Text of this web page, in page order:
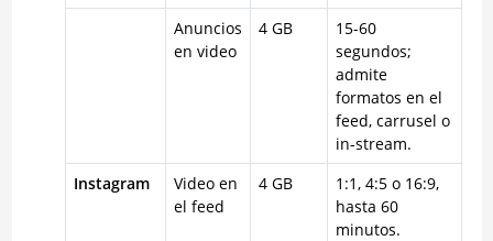
Anuncios
en video
4 GB
15-60
segundos;
admite
formatos en el
feed, carrusel o
in-stream.
Instagram
Video en
el feed
4 GB
1:1, 4:5 o 16:9,
hasta 60
minutos.